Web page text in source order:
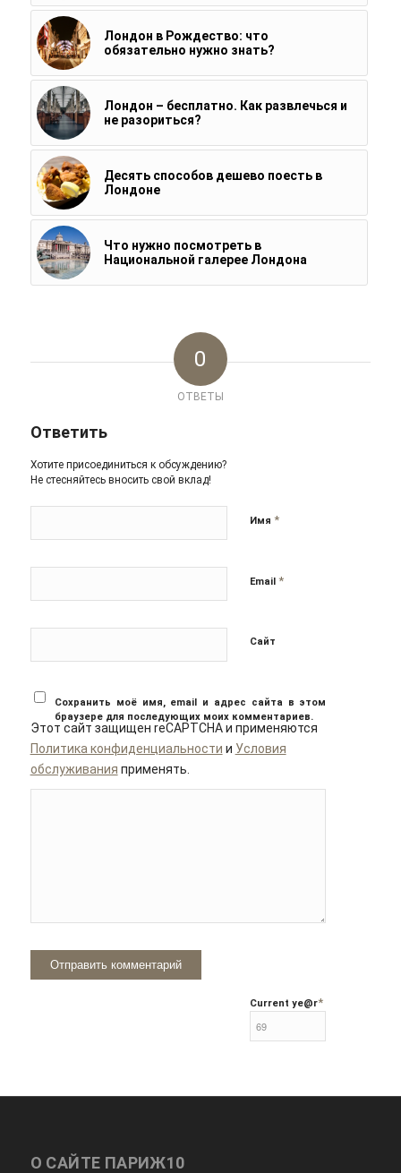
Лондон в Рождество: что
обязательно нужно знать?
Лондон – бесплатно. Как развлечься и
не разориться?
Десять способов дешево поесть в
Лондоне
Что нужно посмотреть в
Национальной галерее Лондона
0
ОТВЕТЫ
Ответить
Хотите присоединиться к обсуждению?
Не стесняйтесь вносить свой вклад!
Имя *
Email *
Сайт
Сохранить моё имя, email и адрес сайта в этом
браузере для последующих моих комментариев.
Этот сайт защищен reCAPTCHA и применяются
Политика конфиденциальности и Условия
обслуживания применять.
Current ye@r*
О САЙТЕ ПАРИЖ10